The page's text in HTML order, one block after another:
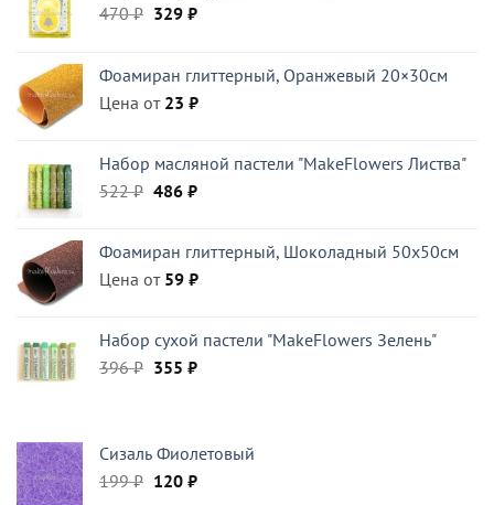
470₽ Первоначальная
470 ₽.
329 ₽Текущая
Фоамиран глиттерный, Оранжевый 20×30см
Цена от 23 ₽
Набор масляной пастели "MakeFlowers Листва"
522₽ Первоначальная
522 ₽.
486 ₽Текущая
Фоамиран глиттерный, Шоколадный 50x50см
Цена от 59 ₽
Набор сухой пастели "MakeFlowers Зелень"
396₽ Первоначальная
355 ₽Текущая
Сизаль Фиолетовый
199₽ Первоначальная
120 ₽Текущая